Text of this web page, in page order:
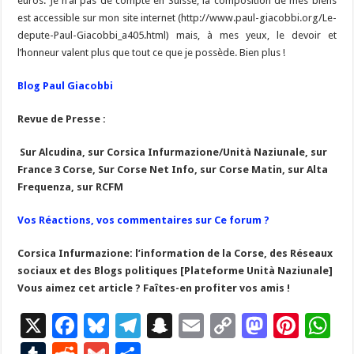
est accessible sur mon site internet (http://www.paul-giacobbi.org/Le-
depute-Paul-Giacobbi_a405.html) mais, à mes yeux, le devoir et
l’honneur valent plus que tout ce que je possède. Bien plus !
Blog Paul Giacobbi
Revue de Presse :
Sur Alcudina, sur Corsica Infurmazione/Unità Naziunale, sur
France 3 Corse, Sur Corse Net Info, sur Corse Matin, sur Alta
Frequenza, sur RCFM
Vos Réactions, vos commentaires sur Ce forum ?
Corsica Infurmazione: l’information de la Corse, des Réseaux
sociaux et des Blogs politiques [Plateforme Unità Naziunale]
Vous aimez cet article ? Faîtes-en profiter vos amis !
X
F
Bl T
S
E
C
M Pi